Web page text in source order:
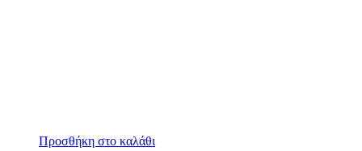
Προσθήκη στο καλάθι